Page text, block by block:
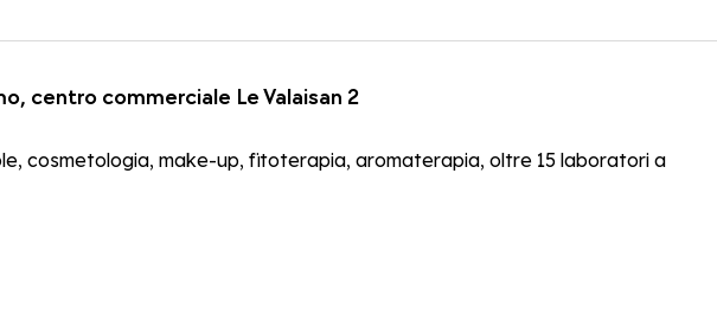
centro commerciale Le Valaisan 2
cosmetologia, make-up, fitoterapia, aromaterapia, oltre 15 laboratori a